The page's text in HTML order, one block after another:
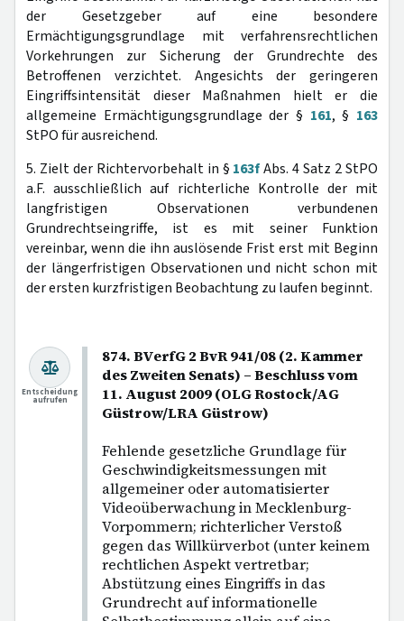
der Gesetzgeber auf eine besondere
Ermächtigungsgrundlage mit verfahrensrechtlichen
Vorkehrungen zur Sicherung der Grundrechte des
Betroffenen verzichtet. Angesichts der geringeren
Eingriffsintensität dieser Maßnahmen hielt er die
allgemeine Ermächtigungsgrundlage der § 161, § 163
StPO für ausreichend.
5. Zielt der Richtervorbehalt in § 163fAbs. 4 Satz 2 StPO
a.F. ausschließlich auf richterliche Kontrolle der mit
langfristigen Observationen verbundenen
Grundrechtseingriffe, ist es mit seiner Funktion
vereinbar, wenn die ihn auslösende Frist erst mit Beginn
der längerfristigen Observationen und nicht schon mit
der ersten kurzfristigen Beobachtung zu laufen beginnt.
874. BVerfG 2 BvR 941/08 (2. Kammer
des Zweiten Senats) – Beschluss vom
11. August 2009 (OLG Rostock/AG
Güstrow/LRA Güstrow)
Fehlende gesetzliche Grundlage für
Geschwindigkeitsmessungen mit
allgemeiner oder automatisierter
Videoüberwachung in Mecklenburg-
Vorpommern; richterlicher Verstoß
gegen das Willkürverbot (unter keinem
rechtlichen Aspekt vertretbar;
Abstützung eines Eingriffs in das
Grundrecht auf informationelle
Entscheidung
aufrufen